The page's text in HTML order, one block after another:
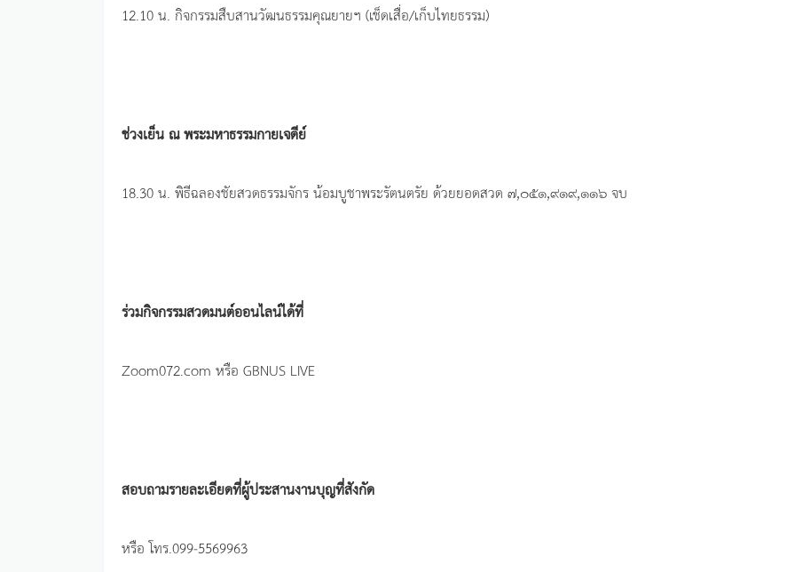
12.10 น. กิจกรรมสืบสานวัฒนธรรมคุณยายฯ (เช็ดเสื่อ/เก็บไทยธรรม)
ช่วงเย็น ณ พระมหาธรรมกายเจดีย์
18.30 น. พิธีฉลองชัยสวดธรรมจักร น้อมบูชาพระรัตนตรัย ด้วยยอดสวด ๗,๐๕๑,๙๑๙,๑๑๖ จบ
ร่วมกิจกรรมสวดมนต์ออนไลน์ได้ที่
Zoom072.com หรือ GBNUS LIVE
สอบถามรายละเอียดที่ผู้ประสานงานบุญที่สังกัด
หรือ โทร.099-5569963